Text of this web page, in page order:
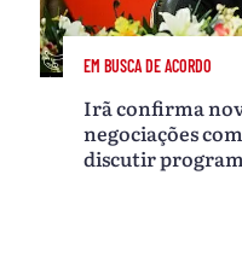
EM BUSCA DE ACORDO
Irã confirma
negociações
discutir